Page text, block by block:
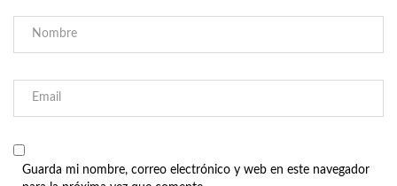
Guarda mi nombre, correo electrónico y web en este navegador